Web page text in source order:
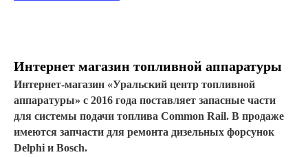
Интернет магазин топливной аппаратуры
Интернет-магазин «Уральский центр топливной
аппаратуры» с 2016 года поставляет запасные части
для системы подачи топлива Common Rail. В продаже
имеются запчасти для ремонта дизельных форсунок
Delphi и Bosch.